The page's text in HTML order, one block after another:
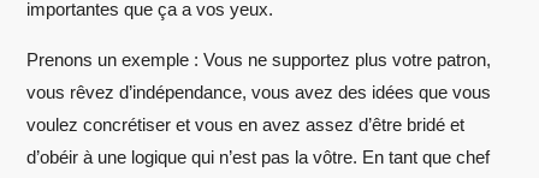
importantes que ça a vos yeux.
Prenons un exemple : Vous ne supportez plus votre patron,
vous rêvez d’indépendance, vous avez des idées que vous
voulez concrétiser et vous en avez assez d’être bridé et
d’obéir à une logique qui n’est pas la vôtre. En tant que chef